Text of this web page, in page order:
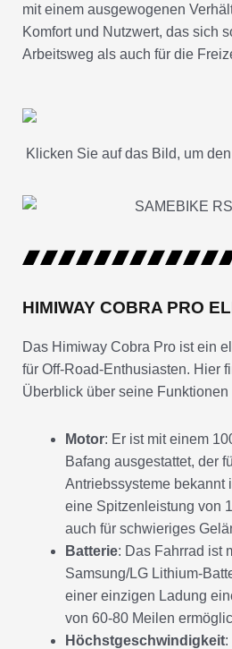
mit einem ausgewogenen
Komfort und Nutzwert, das sich
Arbeitsweg als auch für die
Klicken Sie auf das Bild, um
HIMIWAY COBRA PRO
Das Himiway Cobra Pro ist ein
für Off-Road-Enthusiasten. Hier
Überblick über seine
Motor: Er ist mit einem
Bafang ausgestattet, der
Antriebssysteme bekannt
eine Spitzenleistung von
auch für schwieriges
Batterie: Das Fahrrad ist
Samsung/LG Lithium-
einer einzigen Ladung
von 60-80 Meilen
Höchstgeschwindigkeit: